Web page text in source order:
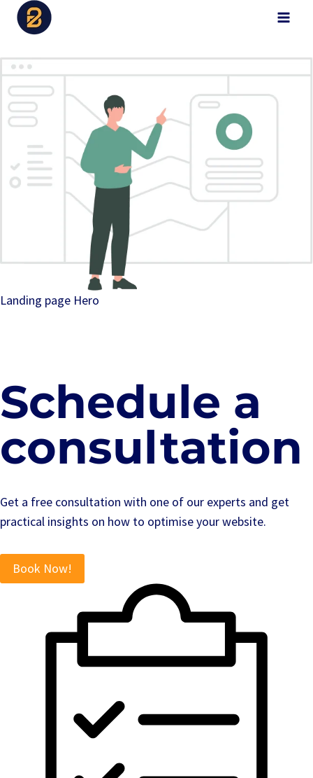
Aller
Landing page Hero
Schedule a
consultation
Get a free consultation with one of our experts and get
practical insights on how to optimise your website.
Book Now!